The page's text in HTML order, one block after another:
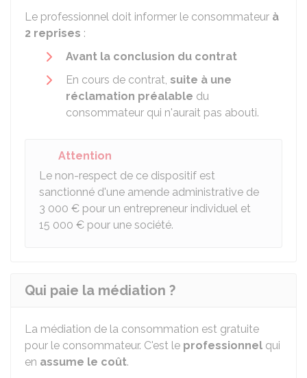
Le professionnel doit informer le consommateur à
2 reprises :
Avant la conclusion du contrat
En cours de contrat, suite à une
réclamation préalable du
consommateur qui n'aurait pas abouti.
Attention
Le non-respect de ce dispositif est
sanctionné d'une amende administrative de
3 000 € pour un entrepreneur individuel et
15 000 € pour une société.
Qui paie la médiation ?
La médiation de la consommation est gratuite
pour le consommateur. C'est le professionnel qui
en assume le coût.